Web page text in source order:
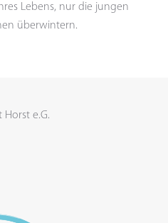
Lebens, nur die jungen
überwintern.
e.G.